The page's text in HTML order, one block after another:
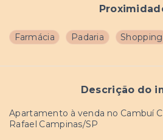
Farmácia Padaria Shopping
Descrição do
Apartamento à venda no Cambuí
Rafael Campinas/SP